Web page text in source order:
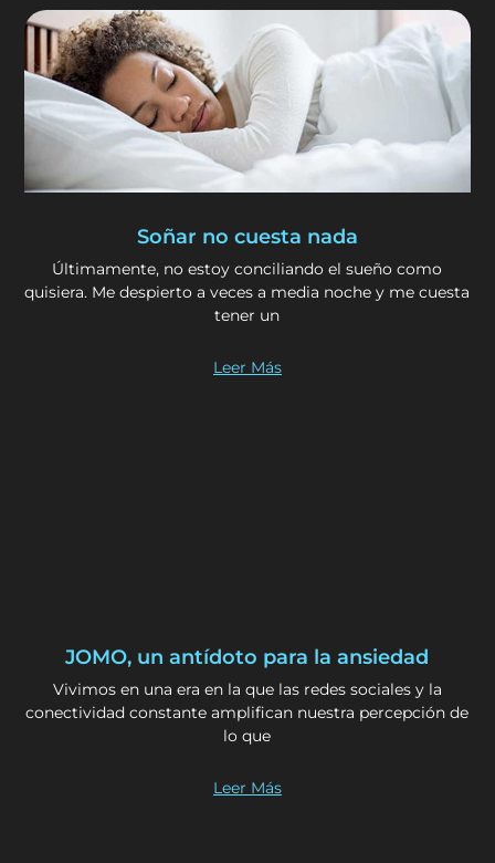
Soñar no cuesta nada
Últimamente, no estoy conciliando el sueño como
quisiera. Me despierto a veces a media noche y me cuesta
tener un
Leer Más
JOMO, un antídoto para la ansiedad
Vivimos en una era en la que las redes sociales y la
conectividad constante amplifican nuestra percepción de
lo que
Leer Más